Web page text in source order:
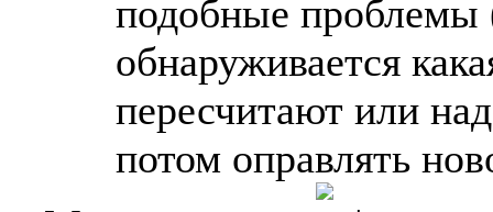
подобные проблемы
обнаруживается
пересчитают или
потом оправлять